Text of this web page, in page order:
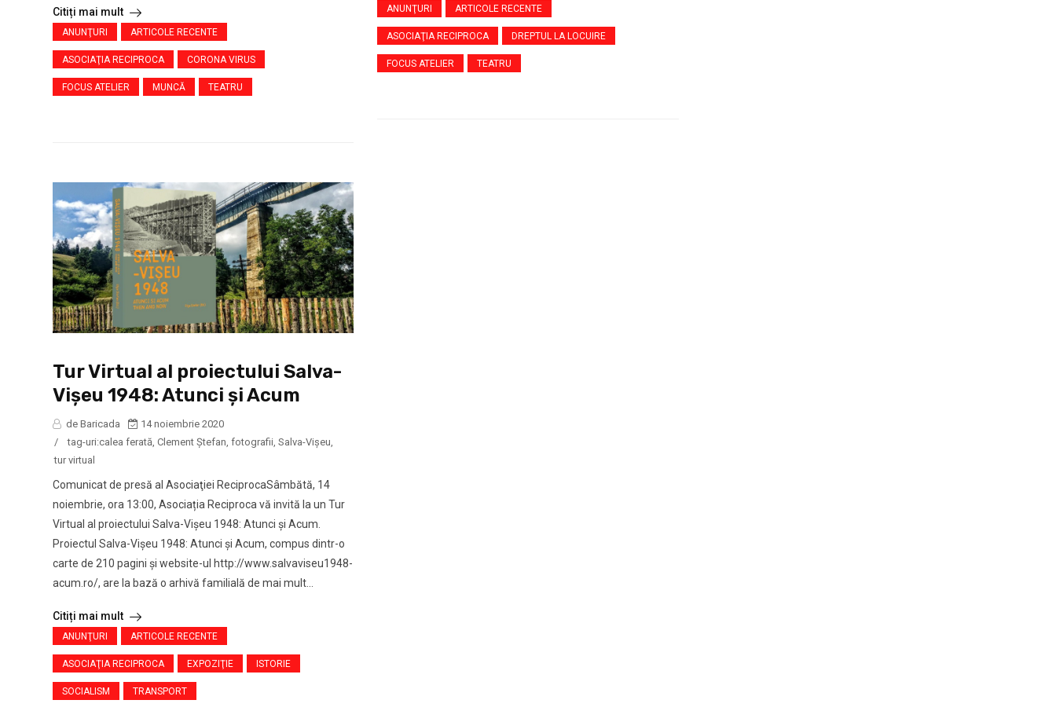
Citiți mai mult
ANUNŢURI ARTICOLE RECENTE
ASOCIAŢIA RECIPROCA CORONA VIRUS
FOCUS ATELIER MUNCĂ TEATRU
ANUNŢURI ARTICOLE RECENTE
ASOCIAŢIA RECIPROCA DREPTUL LA LOCUIRE
FOCUS ATELIER TEATRU
Tur Virtual al proiectului Salva-
Vișeu 1948: Atunci și Acum
de Baricada
14 noiembrie 2020
/
tag-uri:calea ferată Clement Ştefan fotografii Salva-Vişeu
tur virtual
Comunicat de presă al Asociaţiei ReciprocaSâmbătă, 14
noiembrie, ora 13:00, Asociația Reciproca vă invită la un Tur
Virtual al proiectului Salva-Vișeu 1948: Atunci și Acum.
Proiectul Salva-Vișeu 1948: Atunci și Acum, compus dintr-o
carte de 210 pagini și website-ul http://www.salvaviseu1948-
acum.ro/, are la bază o arhivă familială de mai mult...
Citiți mai mult
ANUNŢURI ARTICOLE RECENTE
ASOCIAŢIA RECIPROCA EXPOZIŢIE ISTORIE
SOCIALISM TRANSPORT